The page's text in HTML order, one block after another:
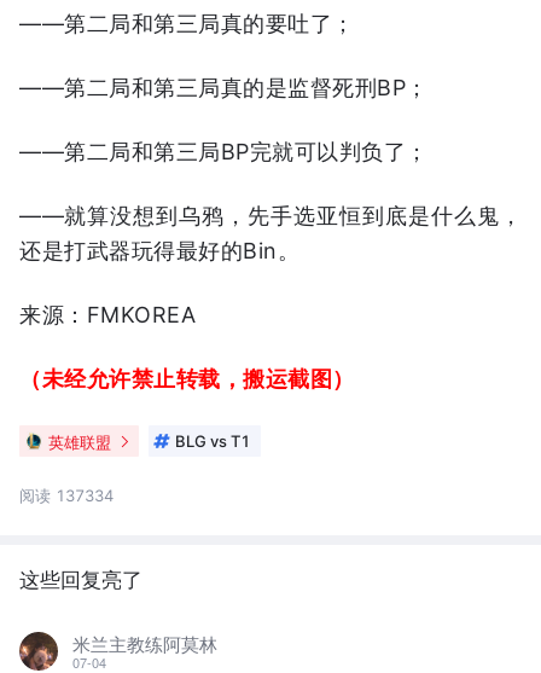
——第二局和第三局真的要吐了；
——第二局和第三局真的是监督死刑BP；
——第二局和第三局BP完就可以判负了；
——就算没想到乌鸦，先手选亚恒到底是什么鬼，
还是打武器玩得最好的Bin。
来源：FMKOREA
（未经允许禁止转载，搬运截图）
英雄联盟 BLG vs T1
阅读 137334
这些回复亮了
米兰主教练阿莫林
07-04